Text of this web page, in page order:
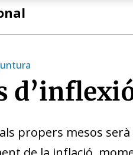
propers mesos